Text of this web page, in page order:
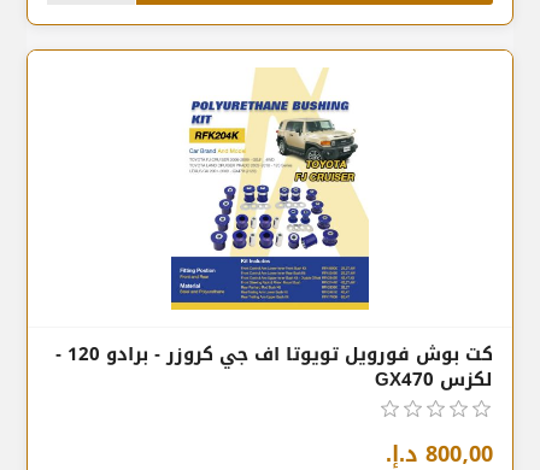
كت بوش فورويل تويوتا اف جي كروزر - برادو 120 -
لكزس GX470
800٫00 د.إ.‏